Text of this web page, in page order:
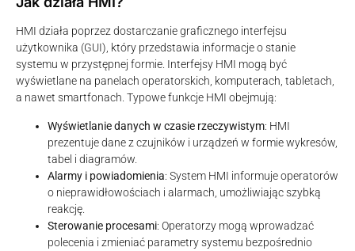
HMI działa poprzez dostarczanie graficznego interfejsu
użytkownika (GUI), który przedstawia informacje o stanie
systemu w przystępnej formie. Interfejsy HMI mogą być
wyświetlane na panelach operatorskich, komputerach, tabletach,
a nawet smartfonach. Typowe funkcje HMI obejmują:
Wyświetlanie danych w czasie rzeczywistym: HMI
prezentuje dane z czujników i urządzeń w formie wykresów,
tabel i diagramów.
Alarmy i powiadomienia: System HMI informuje operatorów
o nieprawidłowościach i alarmach, umożliwiając szybką
reakcję.
Sterowanie procesami: Operatorzy mogą wprowadzać
polecenia i zmieniać parametry systemu bezpośrednio